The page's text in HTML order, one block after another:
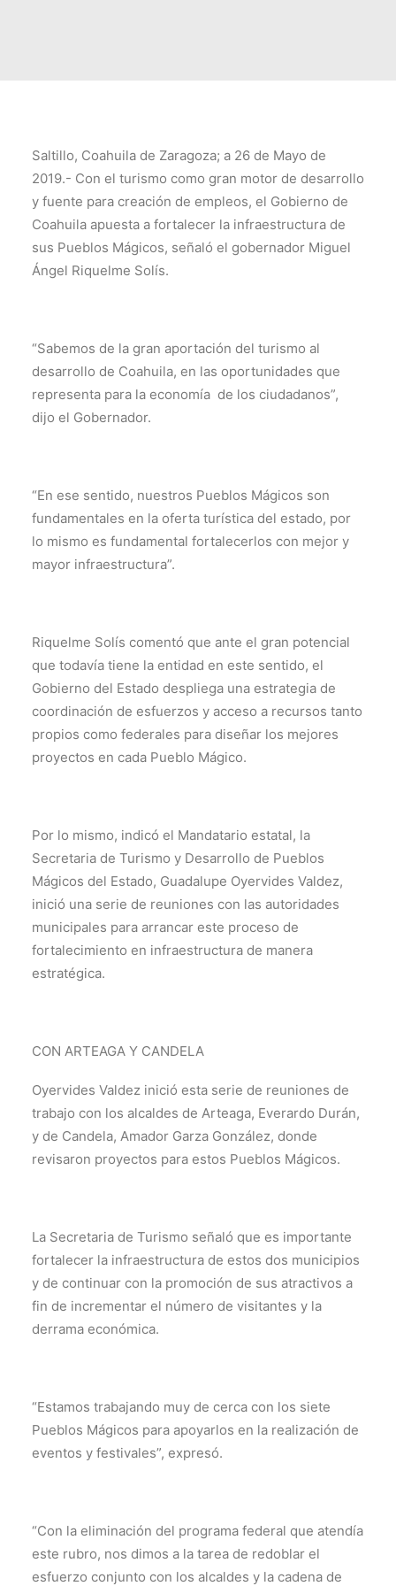
SEARCH
Saltillo, Coahuila de Zaragoza; a 26 de Mayo de
2019.- Con el turismo como gran motor de desarrollo
y fuente para creación de empleos, el Gobierno de
Coahuila apuesta a fortalecer la infraestructura de
sus Pueblos Mágicos, señaló el gobernador Miguel
Ángel Riquelme Solís.
“Sabemos de la gran aportación del turismo al
desarrollo de Coahuila, en las oportunidades que
representa para la economía de los ciudadanos”,
dijo el Gobernador.
“En ese sentido, nuestros Pueblos Mágicos son
fundamentales en la oferta turística del estado, por
lo mismo es fundamental fortalecerlos con mejor y
mayor infraestructura”.
Riquelme Solís comentó que ante el gran potencial
que todavía tiene la entidad en este sentido, el
Gobierno del Estado despliega una estrategia de
coordinación de esfuerzos y acceso a recursos tanto
propios como federales para diseñar los mejores
proyectos en cada Pueblo Mágico.
Por lo mismo, indicó el Mandatario estatal, la
Secretaria de Turismo y Desarrollo de Pueblos
Mágicos del Estado, Guadalupe Oyervides Valdez,
inició una serie de reuniones con las autoridades
municipales para arrancar este proceso de
fortalecimiento en infraestructura de manera
estratégica.
CON ARTEAGA Y CANDELA
Oyervides Valdez inició esta serie de reuniones de
trabajo con los alcaldes de Arteaga, Everardo Durán,
y de Candela, Amador Garza González, donde
revisaron proyectos para estos Pueblos Mágicos.
La Secretaria de Turismo señaló que es importante
fortalecer la infraestructura de estos dos municipios
y de continuar con la promoción de sus atractivos a
fin de incrementar el número de visitantes y la
derrama económica.
“Estamos trabajando muy de cerca con los siete
Pueblos Mágicos para apoyarlos en la realización de
eventos y festivales”, expresó.
“Con la eliminación del programa federal que atendía
este rubro, nos dimos a la tarea de redoblar el
esfuerzo conjunto con los alcaldes y la cadena de